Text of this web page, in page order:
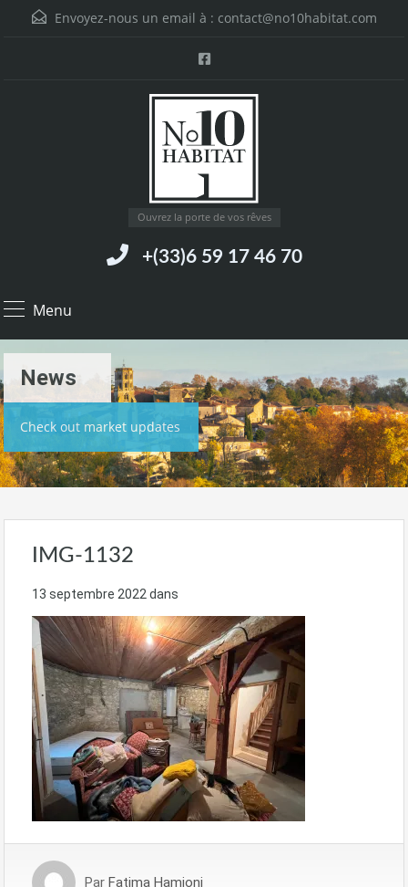
Envoyez-nous un email à : contact@no10habitat.com
Ouvrez la porte de vos rêves
+(33)6 59 17 46 70
Menu
News
Check out market updates
IMG-1132
13 septembre 2022 dans
Par Fatima Hamioni